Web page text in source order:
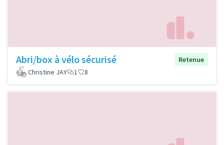
Abri/box à vélo sécurisé
Retenue
Christine JAY
1 8